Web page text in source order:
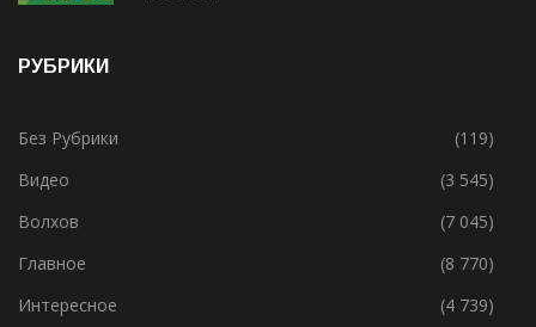
Без Рубрики
(119)
Видео
(3 545)
Волхов
(7 045)
Главное
(8 770)